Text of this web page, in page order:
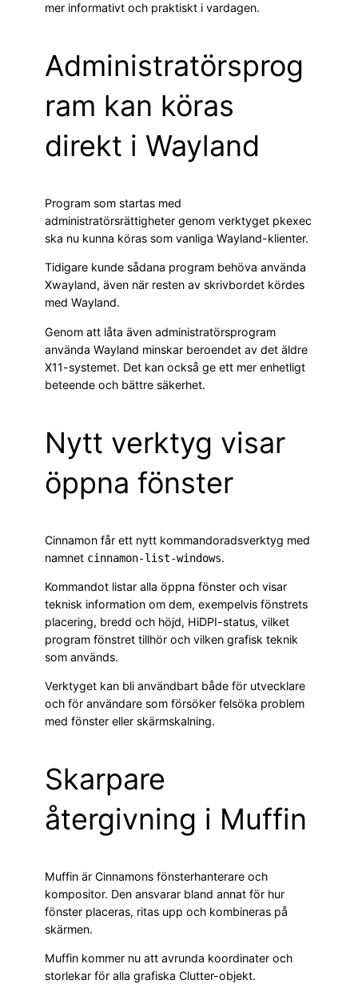
mer informativt och praktiskt i vardagen.
Administratörsprog
ram kan köras
direkt i Wayland
Program som startas med
administratörsrättigheter genom verktyget pkexec
ska nu kunna köras som vanliga Wayland-klienter.
Tidigare kunde sådana program behöva använda
Xwayland, även när resten av skrivbordet kördes
med Wayland.
Genom att låta även administratörsprogram
använda Wayland minskar beroendet av det äldre
X11-systemet. Det kan också ge ett mer enhetligt
beteende och bättre säkerhet.
Nytt verktyg visar
öppna fönster
Cinnamon får ett nytt kommandoradsverktyg med
namnet cinnamon-list-windows.
Kommandot listar alla öppna fönster och visar
teknisk information om dem, exempelvis fönstrets
placering, bredd och höjd, HiDPI-status, vilket
program fönstret tillhör och vilken grafisk teknik
som används.
Verktyget kan bli användbart både för utvecklare
och för användare som försöker felsöka problem
med fönster eller skärmskalning.
Skarpare
återgivning i Muffin
Muffin är Cinnamons fönsterhanterare och
kompositor. Den ansvarar bland annat för hur
fönster placeras, ritas upp och kombineras på
skärmen.
Muffin kommer nu att avrunda koordinater och
storlekar för alla grafiska Clutter-objekt.